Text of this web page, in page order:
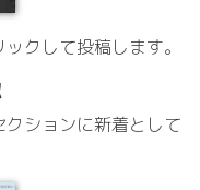
クして投稿します。
ションに新着として